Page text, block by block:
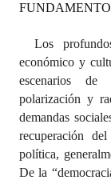
Informes de
Ejecución
Actas de
NORMATIVA
Los
económico y
escenarios de
polarización y
demandas
recuperación
política,
De la